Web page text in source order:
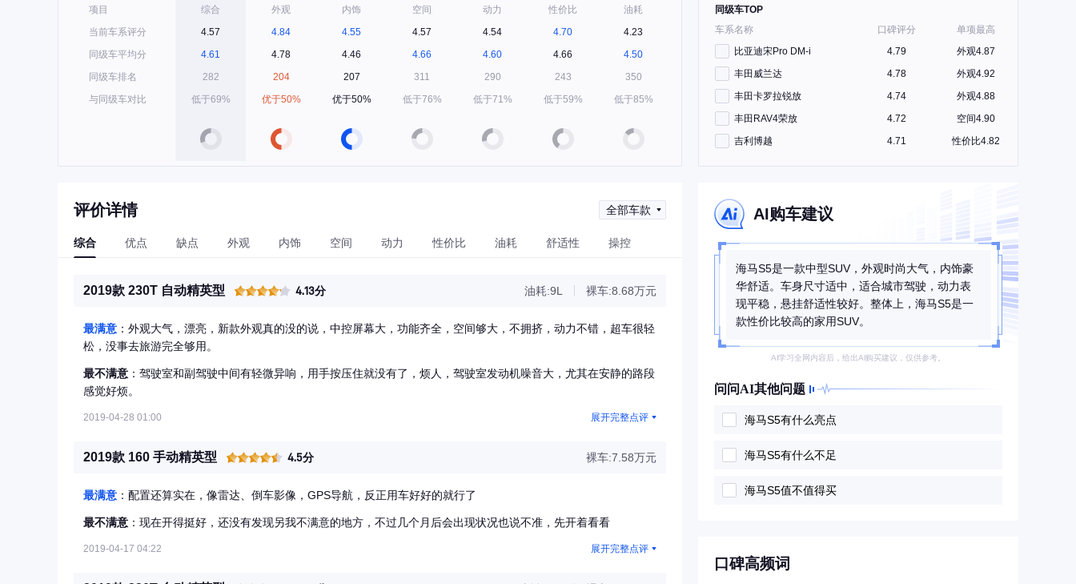
项目
当前车系评分
同级车平均分
同级车排名
与同级车对比
综合
4.57
4.61
282
低于69%
外观
4.84
4.78
204
优于50%
内饰
4.55
4.46
207
优于50%
空间
4.57
4.66
311
低于76%
动力
4.54
4.60
290
低于71%
性价比
4.70
4.66
243
低于59%
油耗
4.23
4.50
350
低于85%
同级车TOP
车系名称
口碑评分
单项最高
比亚迪宋Pro DM-i
4.79
外观4.87
丰田威兰达
4.78
外观4.92
丰田卡罗拉锐放
4.74
外观4.88
丰田RAV4荣放
4.72
空间4.90
吉利博越
4.71 性价比4.82
评价详情 全部车款
综合 优点 缺点 外观 内饰 空间 动力 性价比 油耗 舒适性 操控
2019款 230T 自动精英型 4.13分 油耗:9L 裸车:8.68万元
最满意 ：外观大气，漂亮，新款外观真的没的说，中控屏幕大，功能齐全，空间够大，不拥挤，动力不错，超车很轻
松，没事去旅游完全够用。
最不满意 ：驾驶室和副驾驶中间有轻微异响，用手按压住就没有了，烦人，驾驶室发动机噪音大，尤其在安静的路段
感觉好烦。
2019-04-28 01:00 展开完整点评
2019款 160 手动精英型 4.5分 裸车:7.58万元
最满意 ：配置还算实在，像雷达、倒车影像，GPS导航，反正用车好好的就行了
最不满意 ：现在开得挺好，还没有发现另我不满意的地方，不过几个月后会出现状况也说不准，先开着看看
2019-04-17 04:22 展开完整点评
AI购车建议
海马S5是一款中型SUV，外观时尚大气，内饰豪
华舒适。车身尺寸适中，适合城市驾驶，动力表
现平稳，悬挂舒适性较好。整体上，海马S5是一
款性价比较高的家用SUV。
AI学习全网内容后，给出AI购买建议，仅供参考。
问问AI其他问题
海马S5有什么亮点
海马S5有什么不足
海马S5值不值得买
口碑高频词